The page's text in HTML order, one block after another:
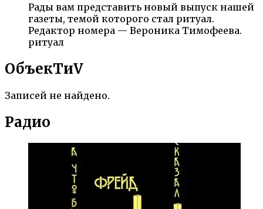
Рады вам представить новый выпуск нашей
газеты, темой которого стал ритуал.
Редактор номера — Вероника Тимофеева.
ритуал
ОбъекTиV
Записей не найдено.
Радио